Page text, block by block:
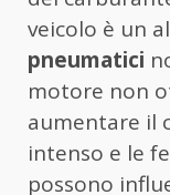
veicolo è un
pneumatici
motore non
aumentare il
intenso e le
possono